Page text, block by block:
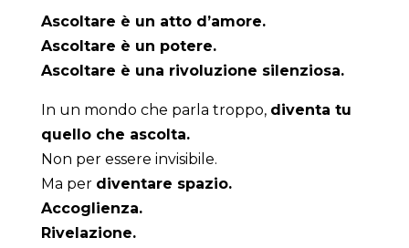
Ascoltare è un atto d’amore.
Ascoltare è un potere.
Ascoltare è una rivoluzione silenziosa.
In un mondo che parla troppo, diventa tu
quello che ascolta.
Non per essere invisibile.
Ma per diventare spazio.
Accoglienza.
Rivelazione.